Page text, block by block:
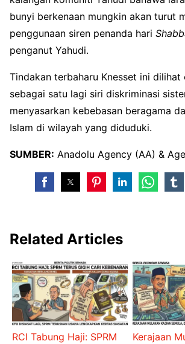
bunyi berkenaan mungkin akan turut
penggunaan siren penanda hari
penganut Yahudi.
Tindakan terbaharu Knesset ini
sebagai satu lagi siri diskriminasi
menyasarkan kebebasan beragama
Islam di wilayah yang diduduki.
SUMBER: Anadolu Agency (AA) &
Related Articles
RCI Tabung Haji: SPRM
Kerajaan